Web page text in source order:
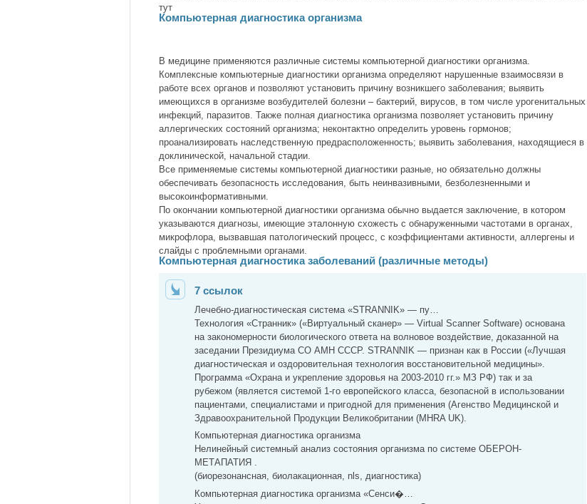
тут
Компьютерная диагностика организма
В медицине применяются различные системы компьютерной диагностики организма.
Комплексные компьютерные диагностики организма определяют нарушенные взаимосвязи в
работе всех органов и позволяют установить причину возникшего заболевания; выявить
имеющихся в организме возбудителей болезни – бактерий, вирусов, в том числе урогенитальных
инфекций, паразитов. Также полная диагностика организма позволяет установить причину
аллергических состояний организма; неконтактно определить уровень гормонов;
проанализировать наследственную предрасположенность; выявить заболевания, находящиеся в
доклинической, начальной стадии.
Все применяемые системы компьютерной диагностики разные, но обязательно должны
обеспечивать безопасность исследования, быть неинвазивными, безболезненными и
высокоинформативными.
По окончании компьютерной диагностики организма обычно выдается заключение, в котором
указываются диагнозы, имеющие эталонную схожесть с обнаруженными частотами в органах,
микрофлора, вызвавшая патологический процесс, с коэффициентами активности, аллергены и
слайды с проблемными органами.
Компьютерная диагностика заболеваний (различные методы)
7 ссылок
Лечебно-диагностическая система «STRANNIK» — пу…
Технология «Странник» («Виртуальный сканер» — Virtual Scanner Software) основана
на закономерности биологического ответа на волновое воздействие, доказанной на
заседании Президиума СО АМН СССР. STRANNIK — признан как в России («Лучшая
диагностическая и оздоровительная технология восстановительной медицины».
Программа «Охрана и укрепление здоровья на 2003-2010 гг.» МЗ РФ) так и за
рубежом (является системой 1-го европейского класса, безопасной в использовании
пациентами, специалистами и пригодной для применения (Агенство Медицинской и
Здравоохранительной Продукции Великобритании (MHRA UK).
Компьютерная диагностика организма
Нелинейный системный анализ состояния организма по системе ОБЕРОН-
МЕТАПАТИЯ .
(биорезонансная, биолакационная, nls, диагностика)
Компьютерная диагностика организма «Сенси�…